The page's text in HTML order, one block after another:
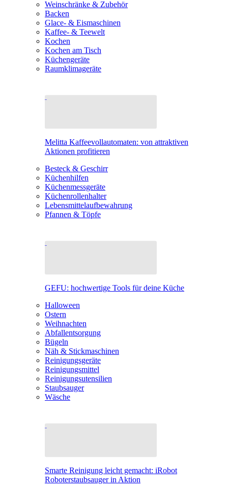
Weinschränke & Zubehör
Backen
Glace- & Eismaschinen
Kaffee- & Teewelt
Kochen
Kochen am Tisch
Küchengeräte
Raumklimageräte
Melitta Kaffeevollautomaten: von attraktiven
Aktionen profitieren
Besteck & Geschirr
Küchenhilfen
Küchenmessgeräte
Küchenrollenhalter
Lebensmittelaufbewahrung
Pfannen & Töpfe
GEFU: hochwertige Tools für deine Küche
Halloween
Ostern
Weihnachten
Abfallentsorgung
Bügeln
Näh & Stickmaschinen
Reinigungsgeräte
Reinigungsmittel
Reinigungsutensilien
Staubsauger
Wäsche
Smarte Reinigung leicht gemacht: iRobot
Roboterstaubsauger in Aktion